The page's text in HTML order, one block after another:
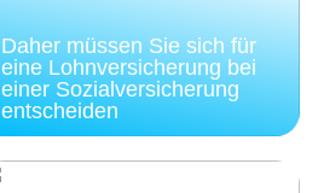
Daher müssen Sie sich für
eine Lohnversicherung bei
einer Sozialversicherung
entscheiden